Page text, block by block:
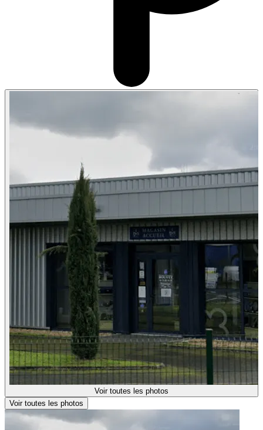
Voir toutes les photos
Voir toutes les photos